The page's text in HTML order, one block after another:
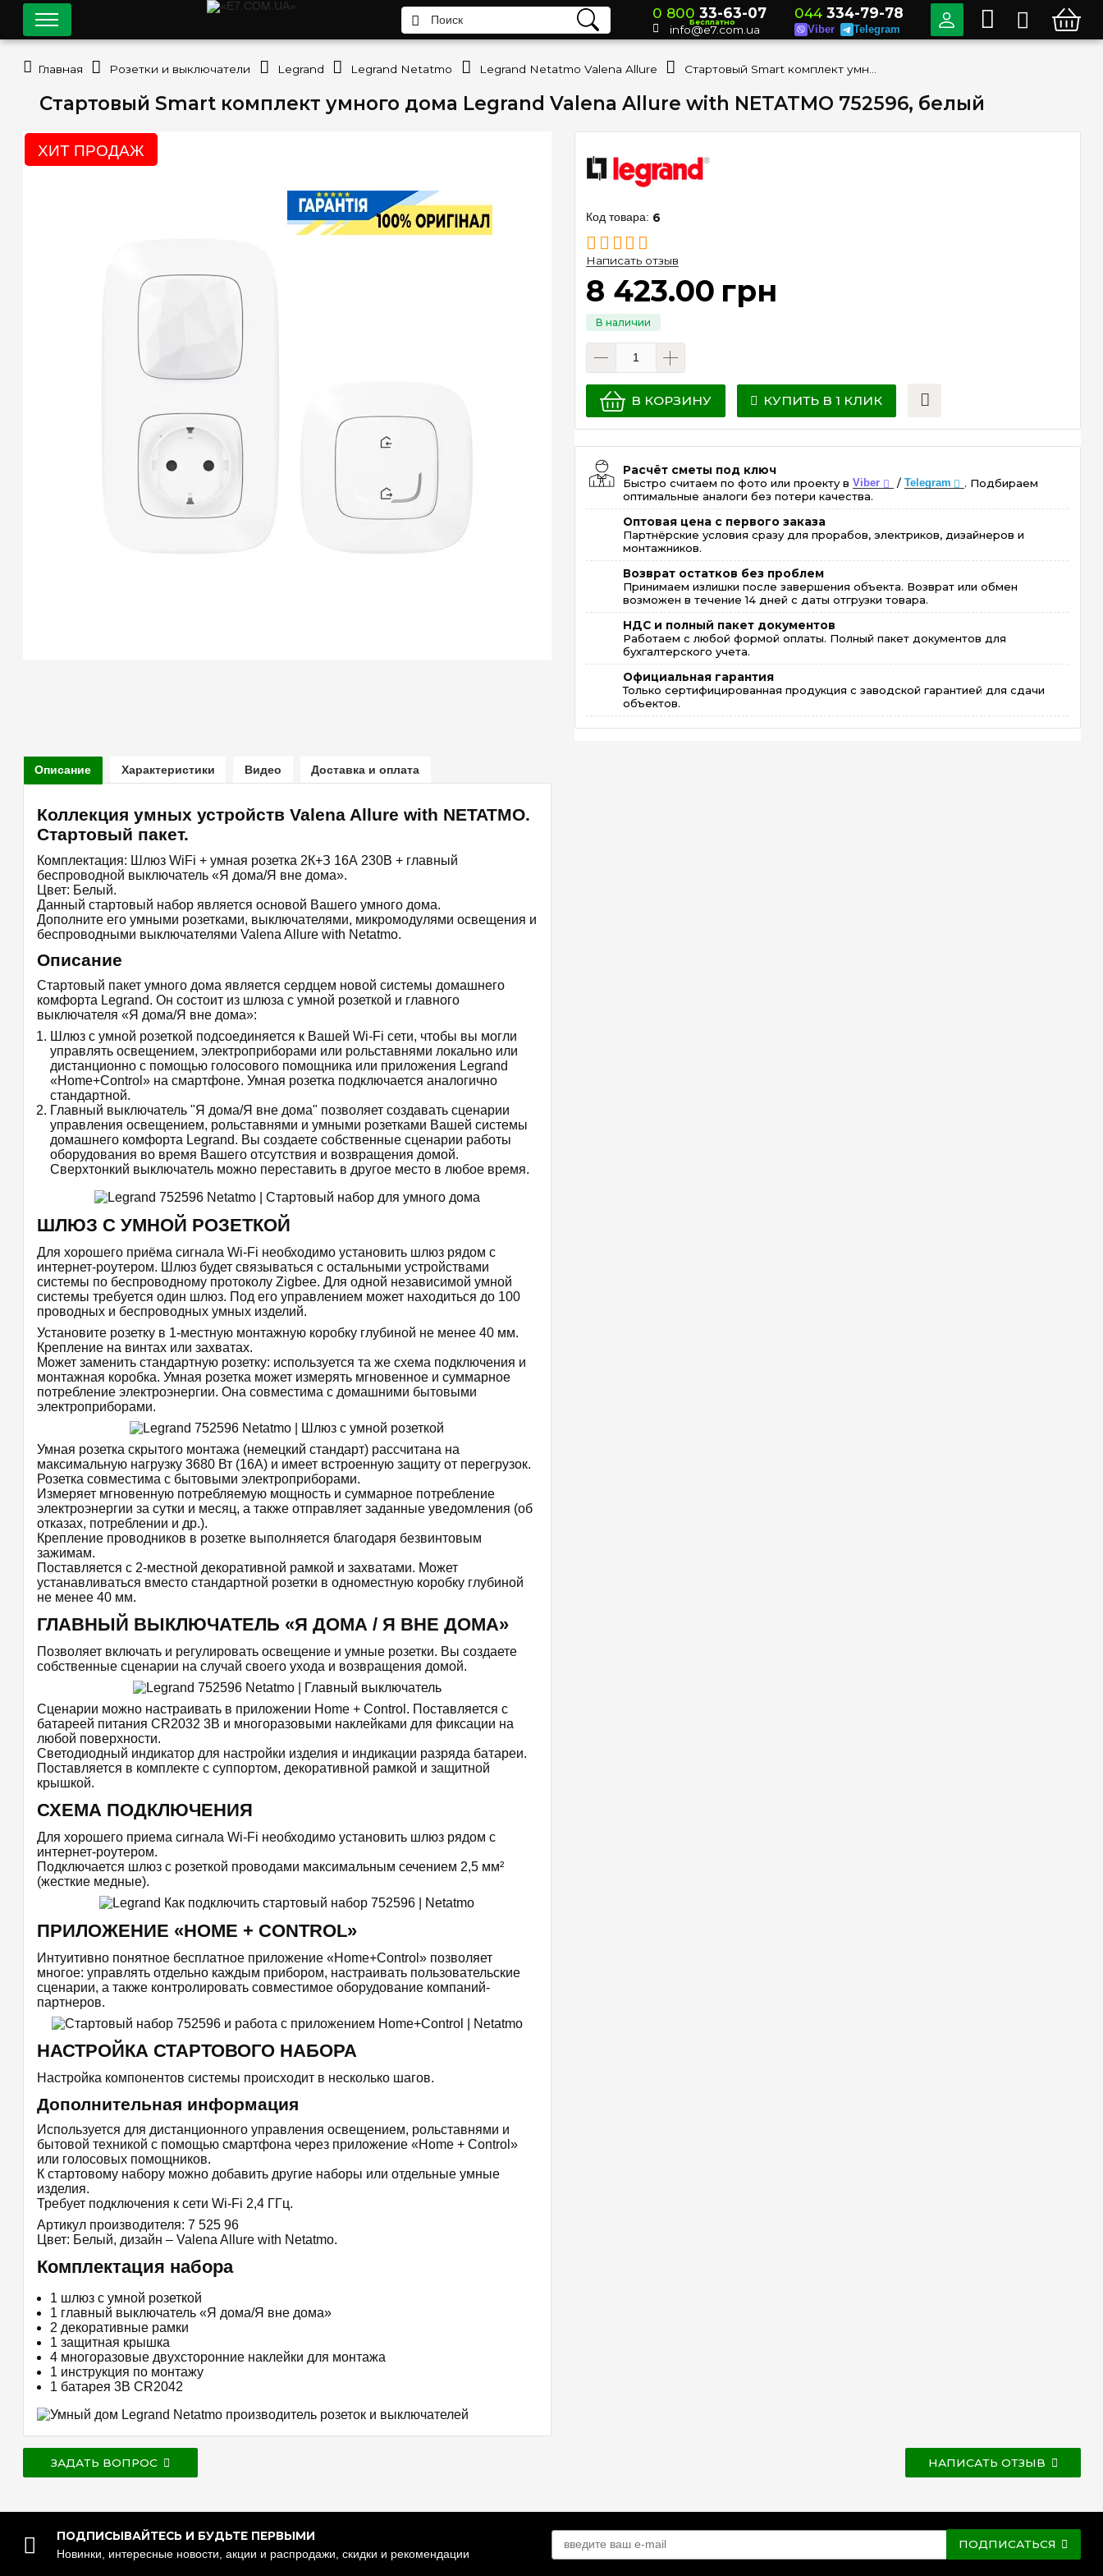
Стартовый Smart комплект умного дома Legrand Valena Allure with NETATMO 752596, белый
ХИТ ПРОДАЖ
6
Написать отзыв
8 423.00 грн
В КОРЗИНУ КУПИТЬ В 1 КЛИК
Расчёт сметы под ключ
Быстро считаем по фото или проекту вViber / Telegram
. Подбираем
оптимальные аналоги без потери качества.
Оптовая цена с первого заказа
Партнёрские условия сразу для прорабов, электриков, дизайнеров и
монтажников.
Возврат остатков без проблем
Принимаем излишки после завершения объекта. Возврат или обмен
возможен в течение 14 дней с даты отгрузки товара.
НДС и полный пакет документов
Работаем с любой формой оплаты. Полный пакет документов для
бухгалтерского учета.
Официальная гарантия
Только сертифицированная продукция с заводской гарантией для сдачи
объектов.
Описание Характеристики Видео Доставка и оплата
Коллекция умных устройств Valena Allure with NETATMO.
Стартовый пакет.
Комплектация: Шлюз WiFi + умная розетка 2К+З 16А 230В + главный
беспроводной выключатель «Я дома/Я вне дома».
Цвет: Белый.
Данный стартовый набор является основой Вашего умного дома.
Дополните его умными розетками, выключателями, микромодулями освещения и
беспроводными выключателями Valena Allure with Netatmo.
Описание
Стартовый пакет умного дома является сердцем новой системы домашнего
комфорта Legrand. Он состоит из шлюза с умной розеткой и главного
выключателя «Я дома/Я вне дома»:
Шлюз с умной розеткой подсоединяется к Вашей Wi-Fi сети, чтобы вы могли
управлять освещением, электроприборами или рольставнями локально или
дистанционно с помощью голосового помощника или приложения Legrand
«Home+Control» на смартфоне. Умная розетка подключается аналогично
стандартной.
Главный выключатель "Я дома/Я вне дома" позволяет создавать сценарии
управления освещением, рольставнями и умными розетками Вашей системы
домашнего комфорта Legrand. Вы создаете собственные сценарии работы
оборудования во время Вашего отсутствия и возвращения домой.
Сверхтонкий выключатель можно переставить в другое место в любое время.
ШЛЮЗ С УМНОЙ РОЗЕТКОЙ
Для хорошего приёма сигнала Wi-Fi необходимо установить шлюз рядом с
интернет-роутером. Шлюз будет связываться с остальными устройствами
системы по беспроводному протоколу Zigbee. Для одной независимой умной
системы требуется один шлюз. Под его управлением может находиться до 100
проводных и беспроводных умных изделий.
Установите розетку в 1-местную монтажную коробку глубиной не менее 40 мм.
Крепление на винтах или захватах.
Может заменить стандартную розетку: используется та же схема подключения и
монтажная коробка. Умная розетка может измерять мгновенное и суммарное
потребление электроэнергии. Она совместима с домашними бытовыми
электроприборами.
Умная розетка скрытого монтажа (немецкий стандарт) рассчитана на
максимальную нагрузку 3680 Вт (16А) и имеет встроенную защиту от перегрузок.
Розетка совместима с бытовыми электроприборами.
Измеряет мгновенную потребляемую мощность и суммарное потребление
электроэнергии за сутки и месяц, а также отправляет заданные уведомления (об
отказах, потреблении и др.).
Крепление проводников в розетке выполняется благодаря безвинтовым
зажимам.
Поставляется с 2-местной декоративной рамкой и захватами. Может
устанавливаться вместо стандартной розетки в одноместную коробку глубиной
не менее 40 мм.
ГЛАВНЫЙ ВЫКЛЮЧАТЕЛЬ «Я ДОМА / Я ВНЕ ДОМА»
Позволяет включать и регулировать освещение и умные розетки. Вы создаете
собственные сценарии на случай своего ухода и возвращения домой.
Сценарии можно настраивать в приложении Home + Control. Поставляется с
батареей питания CR2032 3В и многоразовыми наклейками для фиксации на
любой поверхности.
Светодиодный индикатор для настройки изделия и индикации разряда батареи.
Поставляется в комплекте с суппортом, декоративной рамкой и защитной
крышкой.
СХЕМА ПОДКЛЮЧЕНИЯ
Для хорошего приема сигнала Wi-Fi необходимо установить шлюз рядом с
интернет-роутером.
Подключается шлюз с розеткой проводами максимальным сечением 2,5 мм²
(жесткие медные).
ПРИЛОЖЕНИЕ «HOME + CONTROL»
Интуитивно понятное бесплатное приложение «Home+Control» позволяет
многое: управлять отдельно каждым прибором, настраивать пользовательские
сценарии, а также контролировать совместимое оборудование компаний-
партнеров.
НАСТРОЙКА СТАРТОВОГО НАБОРА
Настройка компонентов системы происходит в несколько шагов.
Дополнительная информация
Используется для дистанционного управления освещением, рольставнями и
бытовой техникой с помощью смартфона через приложение «Home + Control»
или голосовых помощников.
К стартовому набору можно добавить другие наборы или отдельные умные
изделия.
Требует подключения к сети Wi-Fi 2,4 ГГц.
Артикул производителя: 7 525 96
Цвет: Белый, дизайн – Valena Allure with Netatmo.
Комплектация набора
1 шлюз c умной розеткой
1 главный выключатель «Я дома/Я вне дома»
2 декоративные рамки
1 защитная крышка
4 многоразовые двухсторонние наклейки для монтажа
1 инструкция по монтажу
1 батарея 3В CR2042
ЗАДАТЬ ВОПРОС НАПИСАТЬ ОТЗЫВ
0 800 33-63-07
Бесплатно
info@e7.com.ua
044 334-79-78
Viber Telegram
Главная Розетки и выключатели Legrand Legrand Netatmo Legrand Netatmo Valena Allure
ПОДПИСЫВАЙТЕСЬ И БУДЬТЕ ПЕРВЫМИ
Новинки, интересные новости, акции и распродажи, скидки и рекомендации
ПОДПИСАТЬСЯ